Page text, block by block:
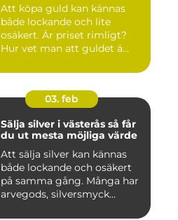
Att köpa guld kan kännas
både lockande och lite
osäkert. Är priset rimligt?
Hur vet man att guldet ä...
03. feb
Sälja silver i västerås så får
du ut mesta möjliga värde
Att sälja silver kan kännas
både lockande och osäkert
på samma gång. Många har
arvegods, silversmyck...